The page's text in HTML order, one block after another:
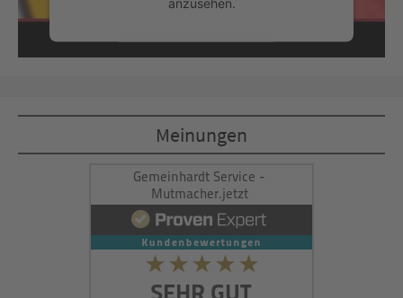
Mehr Informationen
powered byUsercentrics Consent
Management Platform&eRecht24
Meinungen